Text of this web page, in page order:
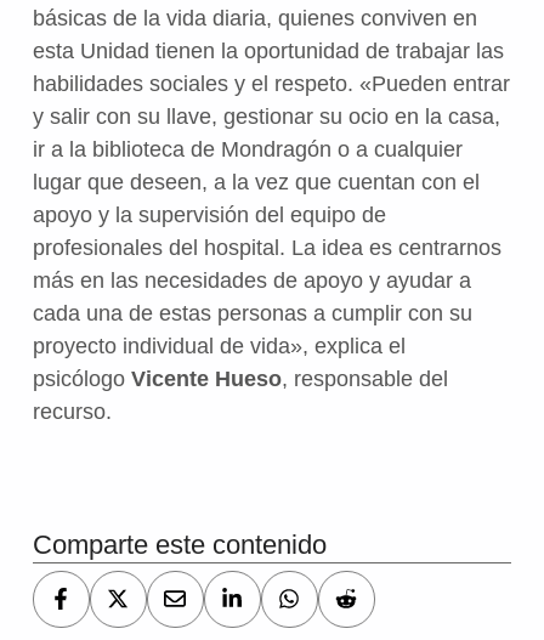
básicas de la vida diaria, quienes conviven en
esta Unidad tienen la oportunidad de trabajar las
habilidades sociales y el respeto. «Pueden entrar
y salir con su llave, gestionar su ocio en la casa,
ir a la biblioteca de Mondragón o a cualquier
lugar que deseen, a la vez que cuentan con el
apoyo y la supervisión del equipo de
profesionales del hospital. La idea es centrarnos
más en las necesidades de apoyo y ayudar a
cada una de estas personas a cumplir con su
proyecto individual de vida», explica el
psicólogo Vicente Hueso, responsable del
recurso.
Comparte este contenido